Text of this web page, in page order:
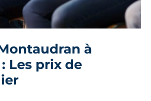
à
Les prix de